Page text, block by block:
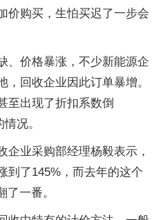
价购买，生怕买迟了一步会
、价格暴涨，不少新能源企
回收企业因此订单暴增。
至出现了折扣系数倒
况。
企业采购部经理杨毅表示，
到了145%，而去年的这个
一番。